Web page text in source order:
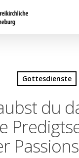
Gottesdienste
du